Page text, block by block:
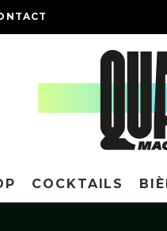
COCKTAILS